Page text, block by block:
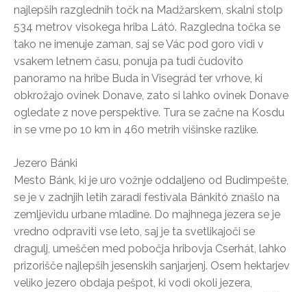
najlepših razglednih točk na Madžarskem, skalni stolp
534 metrov visokega hriba Látó. Razgledna točka se
tako ne imenuje zaman, saj se Vác pod goro vidi v
vsakem letnem času, ponuja pa tudi čudovito
panoramo na hribe Buda in Visegrád ter vrhove, ki
obkrožajo ovinek Donave, zato si lahko ovinek Donave
ogledate z nove perspektive. Tura se začne na Kosdu
in se vrne po 10 km in 460 metrih višinske razlike.
Jezero Bánki
Mesto Bánk, ki je uro vožnje oddaljeno od Budimpešte,
se je v zadnjih letih zaradi festivala Bánkitó znašlo na
zemljevidu urbane mladine. Do majhnega jezera se je
vredno odpraviti vse leto, saj je ta svetlikajoči se
dragulj, umeščen med pobočja hribovja Cserhát, lahko
prizorišče najlepših jesenskih sanjarjenj. Osem hektarjev
veliko jezero obdaja pešpot, ki vodi okoli jezera,